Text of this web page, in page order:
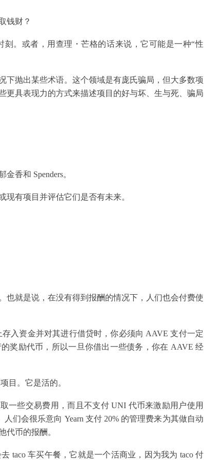
钱财？
。或者，用查理・芒格的话来说，它可能是一种“性
抛出某些术语。这个领域是有庞氏骗局，但大多数项
更具表现力的方式来描述项目的好与坏、生与死、骗局
香和 Spenders。
有项目并评估它们是否有未来。
也就是说，在没有得到报酬的情况下，人们也会付费使
入资金并对其进行借贷时，你必须向 AAVE 支付一定
奖励代币，所以一旦你借出一些债务，你在 AAVE 经
目。它是活的。
一些交易费用，而且不支付 UNI 代币来激励用户使用
们会很乐意向 Yearn 支付 20% 的管理费来为其做自动
代币的报酬。
taco 车买午餐，它就是一个活商业，因为我为 taco 付